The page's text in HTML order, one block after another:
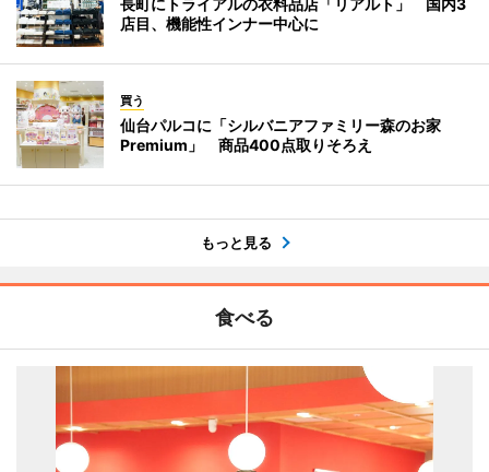
店目、機能性インナー中心に
買う
仙台パルコに「シルバニアファミリー森のお家
Premium」 商品400点取りそろえ
もっと見る
食べる